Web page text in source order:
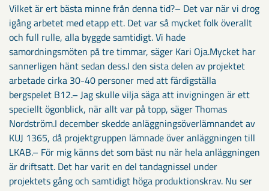
Vilket är ert bästa minne från denna tid?– Det var när vi drog
igång arbetet med etapp ett. Det var så mycket folk överallt
och full rulle, alla byggde samtidigt. Vi hade
samordningsmöten på tre timmar, säger Kari Oja.Mycket har
sannerligen hänt sedan dess.I den sista delen av projektet
arbetade cirka 30-40 personer med att färdigställa
bergspelet B12.– Jag skulle vilja säga att invigningen är ett
speciellt ögonblick, när allt var på topp, säger Thomas
Nordström.I december skedde anläggningsöverlämnandet av
KUJ 1365, då projektgruppen lämnade över anläggningen till
LKAB.– För mig känns det som bäst nu när hela anläggningen
är driftsatt. Det har varit en del tandagnissel under
projektets gång och samtidigt höga produktionskrav. Nu ser